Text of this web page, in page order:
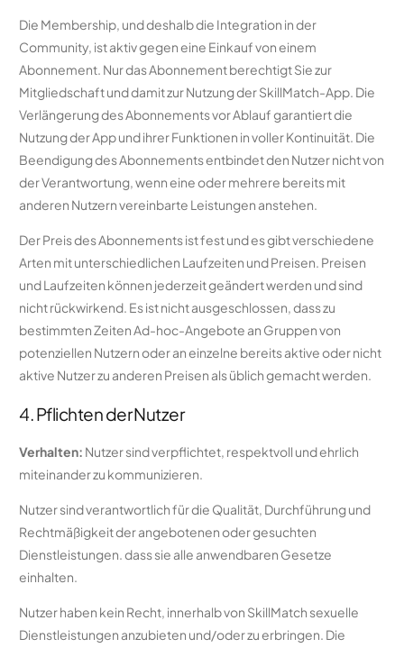
Die Membership, und deshalb die Integration in der
Community, ist aktiv gegen eine Einkauf von einem
Abonnement. Nur das Abonnement berechtigt Sie zur
Mitgliedschaft und damit zur Nutzung der SkillMatch-App. Die
Verlängerung des Abonnements vor Ablauf garantiert die
Nutzung der App und ihrer Funktionen in voller Kontinuität. Die
Beendigung des Abonnements entbindet den Nutzer nicht von
der Verantwortung, wenn eine oder mehrere bereits mit
anderen Nutzern vereinbarte Leistungen anstehen.
Der Preis des Abonnements ist fest und es gibt verschiedene
Arten mit unterschiedlichen Laufzeiten und Preisen. Preisen
und Laufzeiten können jederzeit geändert werden und sind
nicht rückwirkend. Es ist nicht ausgeschlossen, dass zu
bestimmten Zeiten Ad-hoc-Angebote an Gruppen von
potenziellen Nutzern oder an einzelne bereits aktive oder nicht
aktive Nutzer zu anderen Preisen als üblich gemacht werden.
4. Pflichten der Nutzer
Verhalten: Nutzer sind verpflichtet, respektvoll und ehrlich
miteinander zu kommunizieren.
Nutzer sind verantwortlich für die Qualität, Durchführung und
Rechtmäßigkeit der angebotenen oder gesuchten
Dienstleistungen. dass sie alle anwendbaren Gesetze
einhalten.
Nutzer haben kein Recht, innerhalb von SkillMatch sexuelle
Dienstleistungen anzubieten und/oder zu erbringen. Die